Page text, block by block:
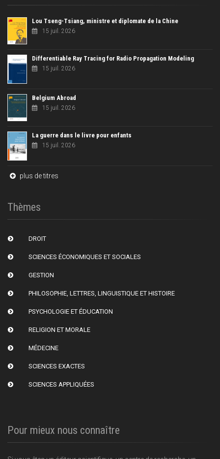
Lou Tseng-Tsiang, ministre et diplomate de la Chine
15 juil. 2026
Differentiable Ray Tracing for Radio Propagation Modeling
15 juil. 2026
Belgium Abroad
15 juil. 2026
La guerre dans le livre pour enfants
15 juil. 2026
plus de titres
Thèmes
DROIT
SCIENCES ÉCONOMIQUES ET SOCIALES
GESTION
PHILOSOPHIE, LETTRES, LINGUISTIQUE ET HISTOIRE
PSYCHOLOGIE ET ÉDUCATION
RELIGION ET MORALE
MÉDECINE
SCIENCES EXACTES
SCIENCES APPLIQUÉES
Pour mieux nous connaître